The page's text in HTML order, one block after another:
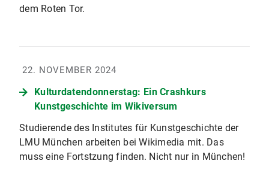
dem Roten Tor.
22. NOVEMBER 2024
Kulturdatendonnerstag: Ein Crashkurs
Kunstgeschichte im Wikiversum
Studierende des Institutes für Kunstgeschichte der
LMU München arbeiten bei Wikimedia mit. Das
muss eine Fortstzung finden. Nicht nur in München!